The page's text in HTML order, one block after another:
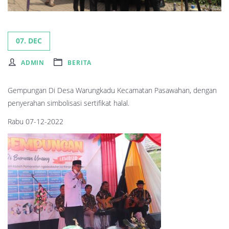
07. DEC
ADMIN BERITA
Gempungan Di Desa Warungkadu Kecamatan Pasawahan, dengan
penyerahan simbolisasi sertifikat halal.
Rabu 07-12-2022